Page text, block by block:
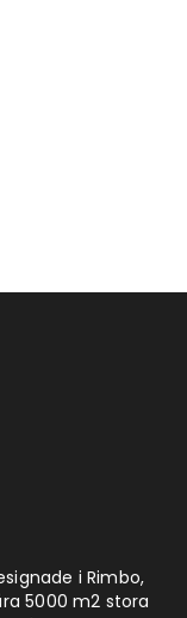
i Rimbo,
5000 m2 stora